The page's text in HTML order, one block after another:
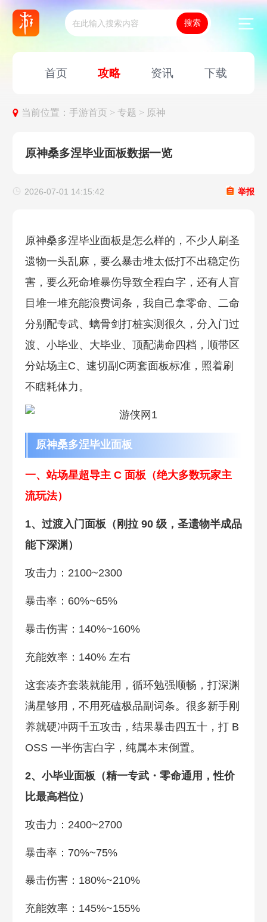
首页 攻略 资讯 下载
当前位置：手游首页 >专题 > 原神
原神桑多涅毕业面板数据一览
2026-07-01 14:15:42 举报
原神桑多涅毕业面板是怎么样的，不少人刷圣
遗物一头乱麻，要么暴击堆太低打不出稳定伤
害，要么死命堆暴伤导致全程白字，还有人盲
目堆一堆充能浪费词条，我自己拿零命、二命
分别配专武、螭骨剑打桩实测很久，分入门过
渡、小毕业、大毕业、顶配满命四档，顺带区
分站场主C、速切副C两套面板标准，照着刷
不瞎耗体力。
原神桑多涅毕业面板
一、站场星超导主 C 面板（绝大多数玩家主
流玩法）
1、过渡入门面板（刚拉 90 级，圣遗物半成品
能下深渊）
攻击力：2100~2300
暴击率：60%~65%
暴击伤害：140%~160%
充能效率：140% 左右
这套凑齐套装就能用，循环勉强顺畅，打深渊
满星够用，不用死磕极品副词条。很多新手刚
养就硬冲两千五攻击，结果暴击四五十，打 B
OSS 一半伤害白字，纯属本末倒置。
2、小毕业面板（精一专武・零命通用，性价
比最高档位）
攻击力：2400~2700
暴击率：70%~75%
暴击伤害：180%~210%
充能效率：145%~155%